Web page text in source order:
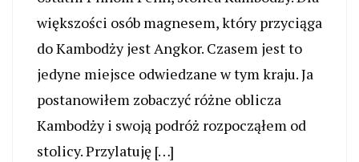
większości osób magnesem, który przyciąga
do Kambodży jest Angkor. Czasem jest to
jedyne miejsce odwiedzane w tym kraju. Ja
postanowiłem zobaczyć różne oblicza
Kambodży i swoją podróż rozpocząłem od
stolicy. Przylatuję […]